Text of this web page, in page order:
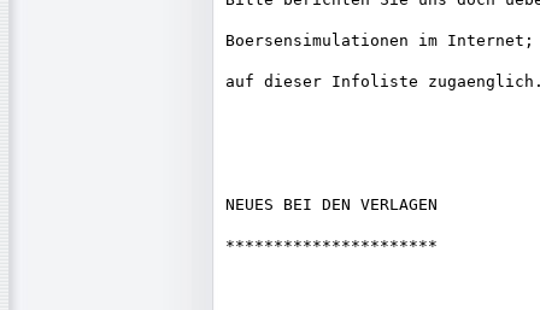
Boersensimulationen im Internet;
auf dieser Infoliste
NEUES BEI DEN VERLAGEN
**********************